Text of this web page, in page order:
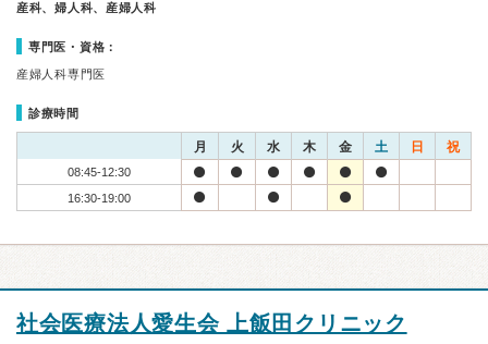
産科、婦人科、産婦人科
専門医・資格：
産婦人科専門医
診療時間
月 火 水 木 金 土 日 祝
08:45-12:30
16:30-19:00
社会医療法人愛生会 上飯田クリニック